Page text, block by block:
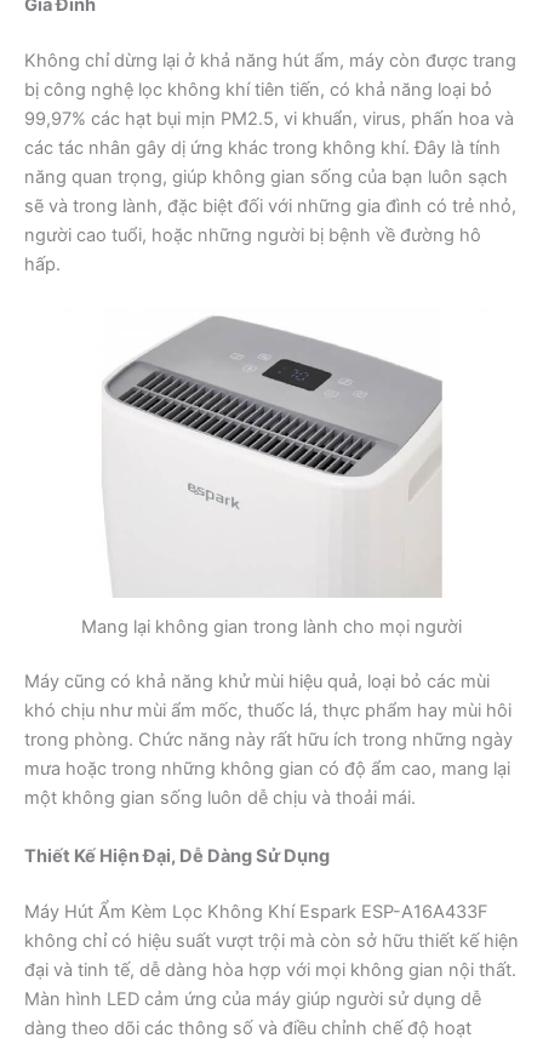
Gia Đình
Không chỉ dừng lại ở khả năng hút ẩm, máy còn được trang
bị công nghệ lọc không khí tiên tiến, có khả năng loại bỏ
99,97% các hạt bụi mịn PM2.5, vi khuẩn, virus, phấn hoa và
các tác nhân gây dị ứng khác trong không khí. Đây là tính
năng quan trọng, giúp không gian sống của bạn luôn sạch
sẽ và trong lành, đặc biệt đối với những gia đình có trẻ nhỏ,
người cao tuổi, hoặc những người bị bệnh về đường hô
hấp.
Mang lại không gian trong lành cho mọi người
Máy cũng có khả năng khử mùi hiệu quả, loại bỏ các mùi
khó chịu như mùi ẩm mốc, thuốc lá, thực phẩm hay mùi hôi
trong phòng. Chức năng này rất hữu ích trong những ngày
mưa hoặc trong những không gian có độ ẩm cao, mang lại
một không gian sống luôn dễ chịu và thoải mái.
Thiết Kế Hiện Đại, Dễ Dàng Sử Dụng
Máy Hút Ẩm Kèm Lọc Không Khí Espark ESP-A16A433F
không chỉ có hiệu suất vượt trội mà còn sở hữu thiết kế hiện
đại và tinh tế, dễ dàng hòa hợp với mọi không gian nội thất.
Màn hình LED cảm ứng của máy giúp người sử dụng dễ
dàng theo dõi các thông số và điều chỉnh chế độ hoạt